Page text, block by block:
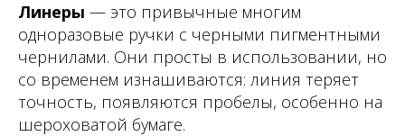
Линеры — это привычные многим
одноразовые ручки с черными пигментными
чернилами. Они просты в использовании, но
со временем изнашиваются: линия теряет
точность, появляются пробелы, особенно на
шероховатой бумаге.